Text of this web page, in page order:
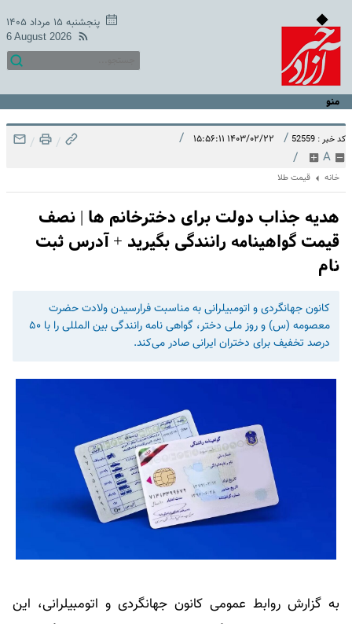
پنجشنبه ۱۵ مرداد ۱۴۰۵
6 August 2026
منو
کد خبر : 52559 / ۱۴۰۳/۰۲/۲۲ ۱۵:۵۶:۱۱ /
A
/
/
/
خانه قیمت طلا
هدیه جذاب دولت برای دخترخانم ها | نصف
قیمت گواهینامه رانندگی بگیرید + آدرس ثبت
نام
کانون جهانگردی و اتومبیلرانی به مناسبت فرارسیدن ولادت حضرت
معصومه (س) و روز ملی دختر، گواهی نامه رانندگی بین المللی را با ۵۰
درصد تخفیف برای دختران ایرانی صادر می‌کند.
به گزارش روابط عمومی کانون جهانگردی و اتومبیلرانی، این